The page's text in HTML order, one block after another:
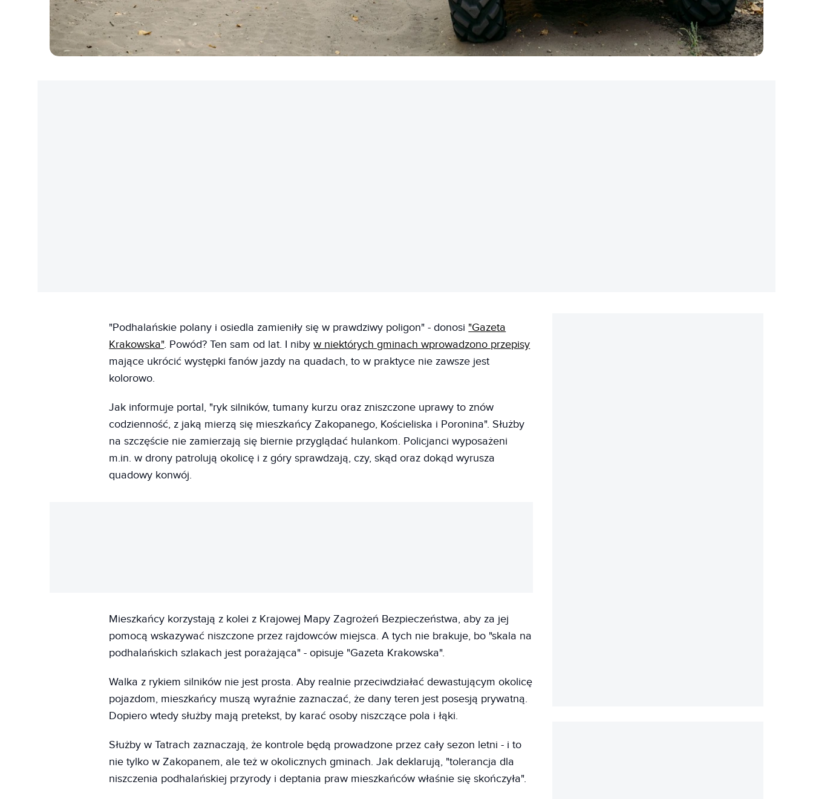
"Podhalańskie polany i osiedla zamieniły się w prawdziwy poligon" - donosi "Gazeta
Krakowska". Powód? Ten sam od lat. I nibyw niektórych gminach wprowadzono przepisy
mające ukrócić występki fanów jazdy na quadach, to w praktyce nie zawsze jest
kolorowo.
Jak informuje portal, "ryk silników, tumany kurzu oraz zniszczone uprawy to znów
codzienność, z jaką mierzą się mieszkańcy Zakopanego, Kościeliska i Poronina". Służby
na szczęście nie zamierzają się biernie przyglądać hulankom. Policjanci wyposażeni
m.in. w drony patrolują okolicę i z góry sprawdzają, czy, skąd oraz dokąd wyrusza
quadowy konwój.
Mieszkańcy korzystają z kolei z Krajowej Mapy Zagrożeń Bezpieczeństwa, aby za jej
pomocą wskazywać niszczone przez rajdowców miejsca. A tych nie brakuje, bo "skala na
podhalańskich szlakach jest porażająca" - opisuje "Gazeta Krakowska".
Walka z rykiem silników nie jest prosta. Aby realnie przeciwdziałać dewastującym okolicę
pojazdom, mieszkańcy muszą wyraźnie zaznaczać, że dany teren jest posesją prywatną.
Dopiero wtedy służby mają pretekst, by karać osoby niszczące pola i łąki.
Służby w Tatrach zaznaczają, że kontrole będą prowadzone przez cały sezon letni - i to
nie tylko w Zakopanem, ale też w okolicznych gminach. Jak deklarują, "tolerancja dla
niszczenia podhalańskiej przyrody i deptania praw mieszkańców właśnie się skończyła".